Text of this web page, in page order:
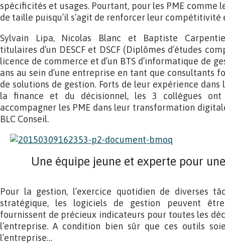
spécificités et usages. Pourtant, pour les PME comme
de taille puisqu’il s’agit de renforcer leur compétitivité
Sylvain Lipa, Nicolas Blanc et Baptiste
titulaires d’un DESCF et DSCF (Diplômes d’études
licence de commerce et d’un BTS d’informatique de
ans au sein d’une entreprise en tant que consultants
de solutions de gestion. Forts de leur expérience
la finance et du décisionnel, les 3 collègues ont
accompagner les PME dans leur transformation
BLC Conseil.
Une équipe jeune et experte pour
Pour la gestion, l’exercice quotidien de diverses
stratégique, les logiciels de gestion peuvent
fournissent de précieux indicateurs pour toutes les
l’entreprise. A condition bien sûr que ces outils
l’entreprise…